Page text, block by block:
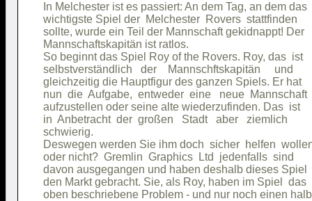
In Melchester ist es passiert: An dem Tag, an dem das
wichtigste Spiel der  Melchester  Rovers  stattfinden
sollte, wurde ein Teil der Mannschaft gekidnappt! Der
Mannschaftskapitän ist ratlos.
So beginnt das Spiel Roy of the Rovers. Roy, das  ist
selbstverständlich   der    Mannschftskapitän     und
gleichzeitig die Hauptfigur des ganzen Spiels. Er hat
nun  die  Aufgabe,  entweder  eine   neue  Mannschaft
aufzustellen oder seine alte wiederzufinden. Das  ist
in  Anbetracht  der  großen   Stadt   aber   ziemlich
schwierig.
Deswegen werden Sie ihm doch  sicher  helfen
oder nicht?  Gremlin  Graphics  Ltd  jedenfalls  sind
davon ausgegangen und haben deshalb dieses Spiel
den Markt gebracht. Sie, als Roy, haben im Spiel  das
oben beschriebene Problem - und nur noch einen